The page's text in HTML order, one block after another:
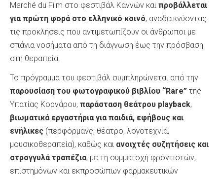
Marché du Film στο φεστιβάλ Καννών και προβάλλεται
για πρώτη φορά στο ελληνικό κοινό, αναδεικνύοντας
τις προκλήσεις που αντιμετωπίζουν οι άνθρωποι με
σπάνια νοσήματα από τη διάγνωση έως την πρόσβαση
στη θεραπεία.
Το πρόγραμμα του φεστιβάλ συμπληρώνεται από την
παρουσίαση του φωτογραφικού βιβλίου “Rare” της
Υπατίας Κορνάρου, παράσταση θεάτρου playback,
βιωματικά εργαστήρια για παιδιά, εφήβους και
ενήλικες (περφόρμανς, θέατρο, λογοτεχνία,
μουσικοθεραπεία), καθώς και ανοιχτές συζητήσεις και
στρογγυλά τραπέζια, με τη συμμετοχή φροντιστών,
επιστημόνων και εκπροσώπων φαρμακευτικών